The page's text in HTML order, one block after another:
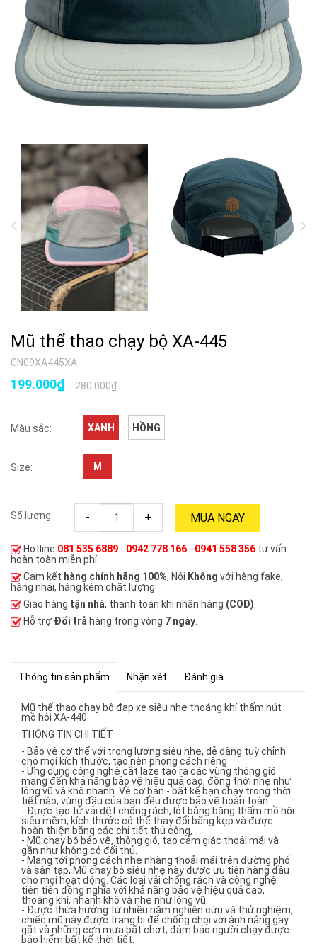
Mũ thể thao chạy bộ XA-445
CN09XA445XA
280.000₫
199.000₫
Màu sắc: XANH HỒNG
Size: M
Số lượng: - + MUA NGAY
Hotline 081 535 6889 - 0942 778 166 - 0941 558 356 tư vấn
hoàn toàn miễn phí.
Cam kết hàng chính hãng 100%, Nói Không với hàng fake,
hàng nhái, hàng kém chất lượng.
Giao hàng tận nhà, thanh toán khi nhận hàng (COD)
Hỗ trợ Đổi trả hàng trong vòng 7 ngày.
Thông tin sản phẩm Nhận xét Đánh giá
Mũ thể thao chạy bộ đạp xe siêu nhẹ thoáng khí thấm hút
mồ hôi XA-440
THÔNG TIN CHI TIẾT
- Bảo vệ cơ thể với trọng lượng siêu nhẹ, dễ dàng tuỳ chỉnh
cho mọi kích thước, tạo nên phong cách riêng
- Ứng dụng công nghệ cắt laze tạo ra các vùng thông gió
mang đến khả năng bảo vệ hiệu quả cao, đồng thời nhẹ như
lông vũ và khô nhanh. Về cơ bản - bất kể bạn chạy trong thời
tiết nào, vùng đầu của bạn đều được bảo vệ hoàn toàn.
- Được tạo từ vải dệt chống rách, lót bằng băng thấm mồ hôi
siêu mềm, kích thước có thể thay đổi bằng kẹp và được
hoàn thiện bằng các chi tiết thủ công,
- Mũ chạy bộ bảo vệ, thông gió, tạo cảm giác thoải mái và
gần như không có đối thủ.
- Mang tới phong cách nhẹ nhàng thoải mái trên đường phố
và sân tạp, Mũ chạy bộ siêu nhẹ này được ưu tiên hàng đầu
cho mọi hoạt động. Các loại vải chống rách và công nghệ
tiên tiến đồng nghĩa với khả năng bảo vệ hiệu quả cao,
thoáng khí, nhanh khô và nhẹ như lông vũ.
- Được thừa hưởng từ nhiều năm nghiên cứu và thử nghiệm,
chiếc mũ này được trang bị để chống chọi với ánh nắng gay
gắt và những cơn mưa bất chợt; đảm bảo người chạy được
bảo hiểm bất kể thời tiết.